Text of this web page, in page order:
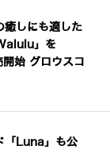
癒しにも適した
」を
始 グロウスコ
「Luna」も公